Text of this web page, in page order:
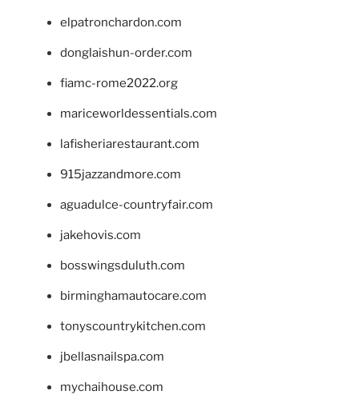
elpatronchardon.com
donglaishun-order.com
fiamc-rome2022.org
mariceworldessentials.com
lafisheriarestaurant.com
915jazzandmore.com
aguadulce-countryfair.com
jakehovis.com
bosswingsduluth.com
birminghamautocare.com
tonyscountrykitchen.com
jbellasnailspa.com
mychaihouse.com